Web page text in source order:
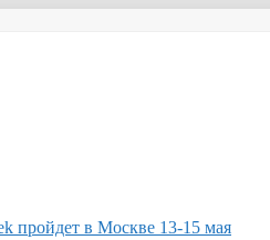
пройдет в Москве 13-15 мая